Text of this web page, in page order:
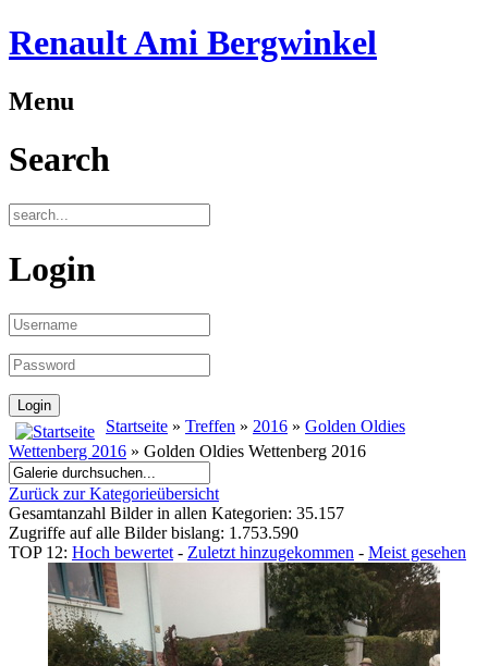
Renault Ami Bergwinkel
Menu
Search
Login
Startseite » Treffen » 2016 » Golden Oldies
Wettenberg 2016 » Golden Oldies Wettenberg 2016
Zurück zur Kategorieübersicht
Gesamtanzahl Bilder in allen Kategorien: 35.157
Zugriffe auf alle Bilder bislang: 1.753.590
TOP 12: Hoch bewertet - Zuletzt hinzugekommen - Meist gesehen